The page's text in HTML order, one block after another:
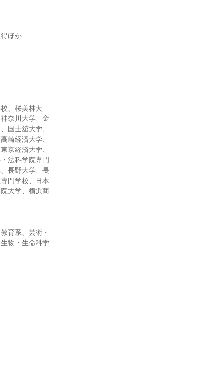
ほか
、桜美林大
奈川大学、金
国士舘大学、
崎経済大学、
京経済大学、
法科学院専門
長野大学、長
門学校、日本
大学、横浜商
育系、芸術・
物・生命科学